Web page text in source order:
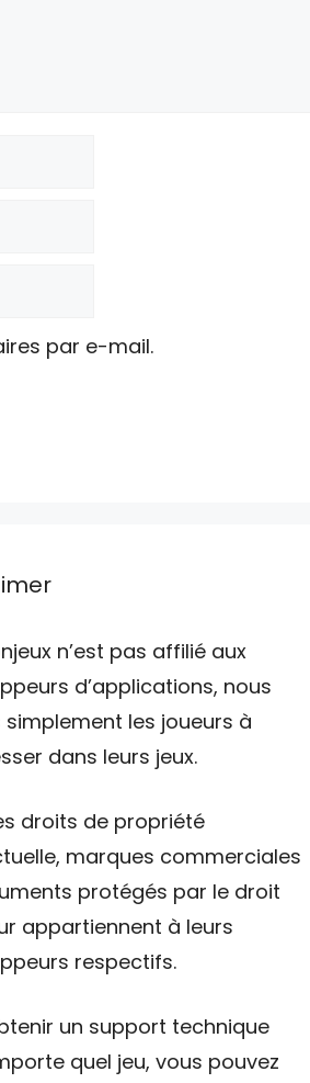
par e-mail.
n’est pas affilié aux
d’applications, nous
simplement les joueurs à
dans leurs jeux.
droits de propriété
marques commerciales
protégés par le droit
appartiennent à leurs
respectifs.
un support technique
quel jeu, vous pouvez